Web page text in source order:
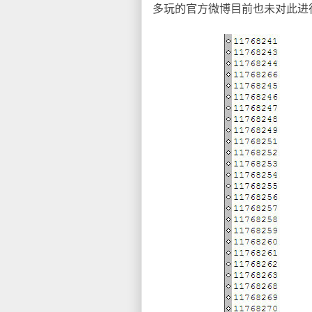
多玩的官方微博目前也未对此进